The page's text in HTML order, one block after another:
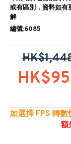
或有區別，資料如有
解
編號:6085
如選擇 FPS 轉
額